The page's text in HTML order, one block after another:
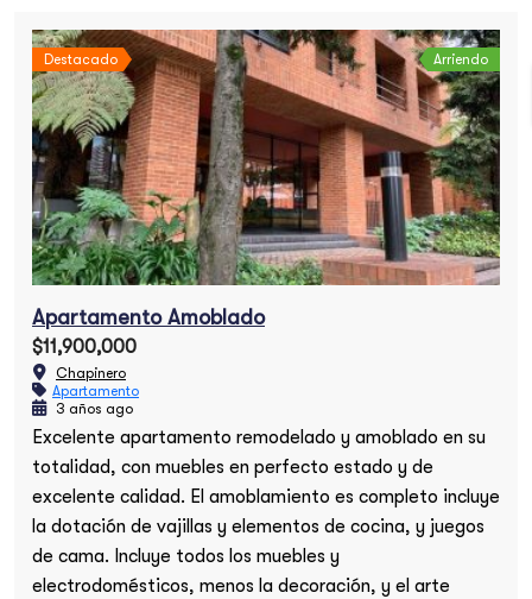
Destacado Arriendo
Apartamento Amoblado
$11,900,000
Chapinero
Apartamento
3 años ago
Excelente apartamento remodelado y amoblado en su
totalidad, con muebles en perfecto estado y de
excelente calidad. El amoblamiento es completo incluye
la dotación de vajillas y elementos de cocina, y juegos
de cama. Incluye todos los muebles y
electrodomésticos, menos la decoración, y el arte